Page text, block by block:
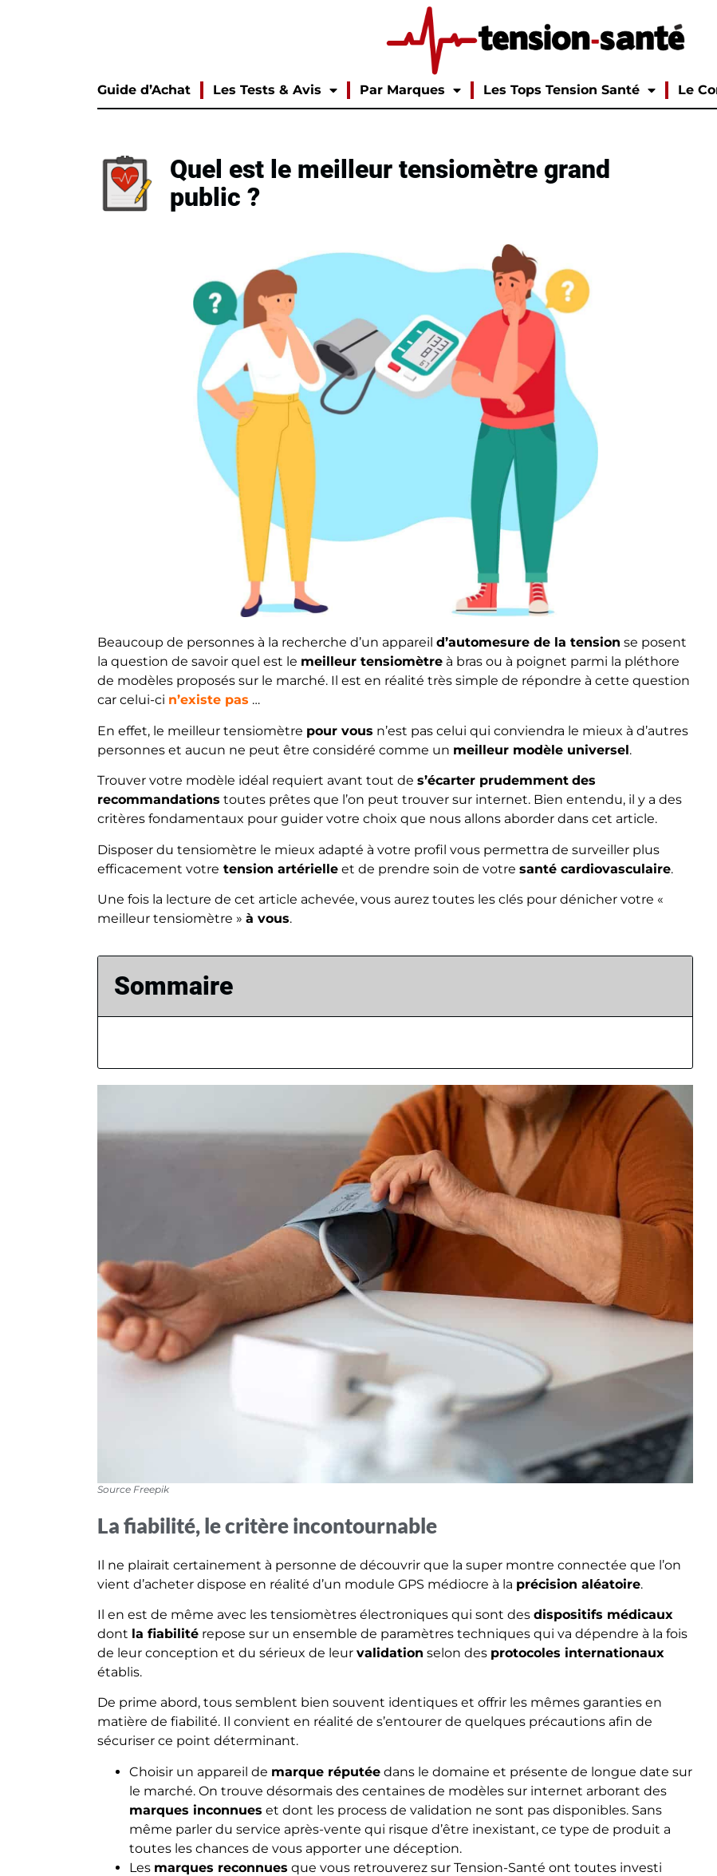
Guide d’Achat Les Tests & Avis Par Marques Les Tops Tension Santé Le
Quel est le meilleur tensiomètre grand
public ?
Beaucoup de personnes à la recherche d’un appareil d’automesure de la tension se posent
la question de savoir quel est le meilleur tensiomètre à bras ou à poignet parmi la pléthore
de modèles proposés sur le marché. Il est en réalité très simple de répondre à cette question
car celui-ci n’existe pas …
En effet, le meilleur tensiomètre pour vous n’est pas celui qui conviendra le mieux à d’autres
personnes et aucun ne peut être considéré comme un meilleur modèle universel.
Trouver votre modèle idéal requiert avant tout de s’écarter prudemment des
recommandations toutes prêtes que l’on peut trouver sur internet. Bien entendu, il y a des
critères fondamentaux pour guider votre choix que nous allons aborder dans cet article.
Disposer du tensiomètre le mieux adapté à votre profil vous permettra de surveiller plus
efficacement votre tension artérielle et de prendre soin de votre santé cardiovasculaire.
Une fois la lecture de cet article achevée, vous aurez toutes les clés pour dénicher votre «
meilleur tensiomètre » à vous.
Sommaire
Source Freepik
La fiabilité, le critère incontournable
Il ne plairait certainement à personne de découvrir que la super montre connectée que l’on
vient d’acheter dispose en réalité d’un module GPS médiocre à la précision aléatoire.
Il en est de même avec les tensiomètres électroniques qui sont des dispositifs médicaux
dont la fiabilité repose sur un ensemble de paramètres techniques qui va dépendre à la fois
de leur conception et du sérieux de leur validation selon des protocoles internationaux
établis.
De prime abord, tous semblent bien souvent identiques et offrir les mêmes garanties en
matière de fiabilité. Il convient en réalité de s’entourer de quelques précautions afin de
sécuriser ce point déterminant.
Choisir un appareil de marque réputée dans le domaine et présente de longue date sur
le marché. On trouve désormais des centaines de modèles sur internet arborant des
marques inconnues et dont les process de validation ne sont pas disponibles. Sans
même parler du service après-vente qui risque d’être inexistant, ce type de produit a
toutes les chances de vous apporter une déception.
Les marques reconnues que vous retrouverez sur Tension-Santé ont toutes investi